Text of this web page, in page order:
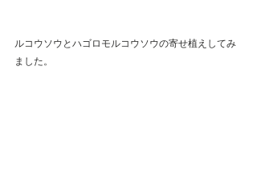
ルコウソウとハゴロモルコウソウの寄せ植えしてみ
ました。